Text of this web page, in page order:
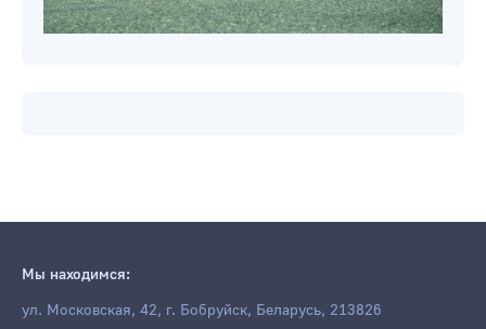
Мы находимся:
ул. Московская, 42, г. Бобруйск, Беларусь, 213826